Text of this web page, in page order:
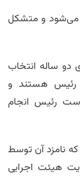
می‌شود و متشکل
دو ساله انتخاب
رئیس هستند و
رئیس انجام
نامزد آن توسط
هیئت اجرایی